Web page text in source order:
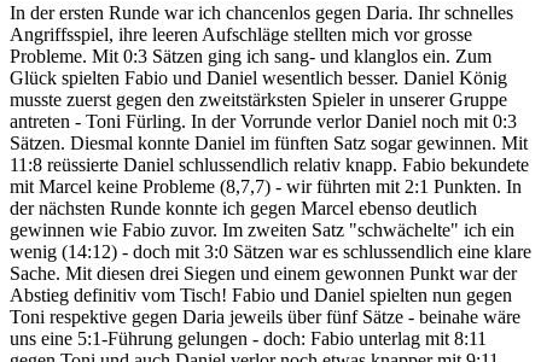
In der ersten Runde war ich chancenlos gegen Daria. Ihr schnelles
Angriffsspiel, ihre leeren Aufschläge stellten mich vor grosse
Probleme. Mit 0:3 Sätzen ging ich sang- und klanglos ein. Zum
Glück spielten Fabio und Daniel wesentlich besser. Daniel König
musste zuerst gegen den zweitstärksten Spieler in unserer Gruppe
antreten - Toni Fürling. In der Vorrunde verlor Daniel noch mit 0:3
Sätzen. Diesmal konnte Daniel im fünften Satz sogar gewinnen. Mit
11:8 reüssierte Daniel schlussendlich relativ knapp. Fabio bekundete
mit Marcel keine Probleme (8,7,7) - wir führten mit 2:1 Punkten. In
der nächsten Runde konnte ich gegen Marcel ebenso deutlich
gewinnen wie Fabio zuvor. Im zweiten Satz "schwächelte" ich ein
wenig (14:12) - doch mit 3:0 Sätzen war es schlussendlich eine klare
Sache. Mit diesen drei Siegen und einem gewonnen Punkt war der
Abstieg definitiv vom Tisch! Fabio und Daniel spielten nun gegen
Toni respektive gegen Daria jeweils über fünf Sätze - beinahe wäre
uns eine 5:1-Führung gelungen - doch: Fabio unterlag mit 8:11